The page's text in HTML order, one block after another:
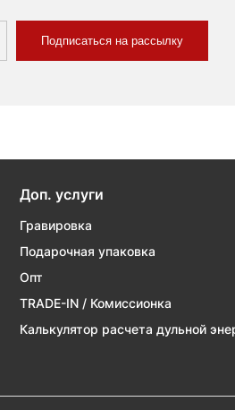
Подписаться на рассылку
Доп. услуги
Гравировка
Подарочная упаковка
Опт
TRADE-IN / Комиссионка
Калькулятор расчета дульной